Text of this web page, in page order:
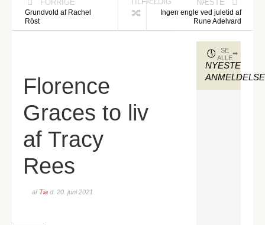
FORRIGE
Grundvold af Rachel
Röst
NÆSTE
Ingen engle ved juletid af
Rune Adelvard
Florence
Graces to liv
af Tracy
Rees
af Tia d. 20. juni 2021
NYESTE
SE
ALLE